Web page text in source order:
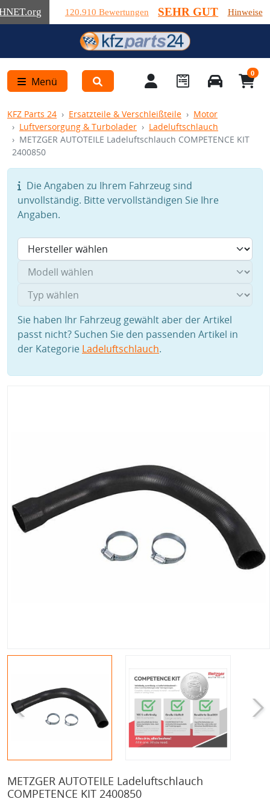
.org 120.910 Bewertungen SEHR GUT Hinweise
Menü
0
KFZ Parts 24 Ersatzteile & Verschleißteile
Motor
Luftversorgung & Turbolader
Ladeluftschlauch
METZGER AUTOTEILE Ladeluftschlauch COMPETENCE KIT
2400850
Die Angaben zu Ihrem Fahrzeug sind
unvollständig. Bitte vervollständigen Sie Ihre
Angaben.
Sie haben Ihr Fahrzeug gewählt aber der Artikel
passt nicht? Suchen Sie den passenden Artikel in
der Kategorie Ladeluftschlauch.
METZGER AUTOTEILE Ladeluftschlauch
COMPETENCE KIT 2400850